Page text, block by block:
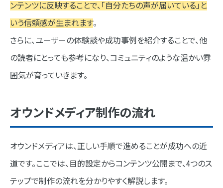
ンテンツに反映することで、「自分たちの声が届いている」と
いう信頼感が生まれます。
さらに、ユーザーの体験談や成功事例を紹介することで、他
の読者にとっても参考になり、コミュニティのような温かい雰
囲気が育っていきます。
オウンドメディア制作の流れ
オウンドメディアは、正しい手順で進めることが成功への近
道です。ここでは、目的設定からコンテンツ公開まで、4つのス
テップで制作の流れを分かりやすく解説します。